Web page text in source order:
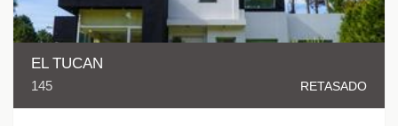
EL TUCAN
145 RETASADO